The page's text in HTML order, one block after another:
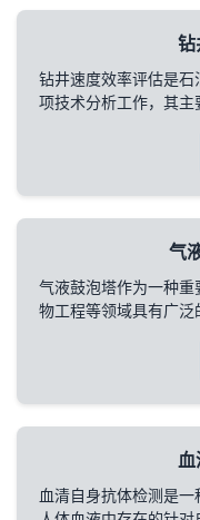
钻
钻井速度效率评估是
项技术分析工作，其主
气
气液鼓泡塔作为一种
物工程等领域具有广泛
血清自身抗体检测是